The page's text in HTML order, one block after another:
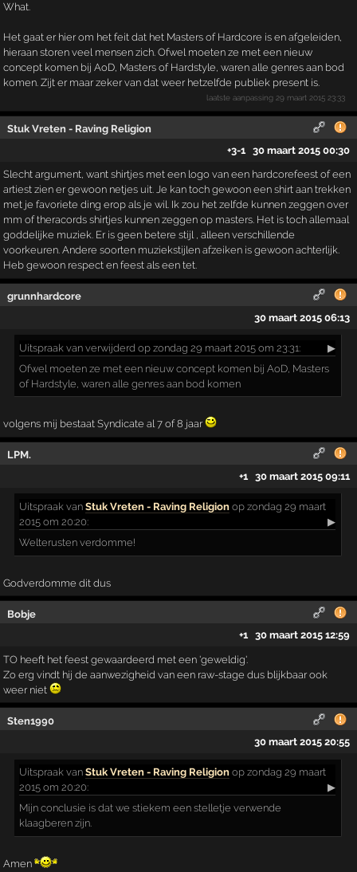
What.
Het gaat er hier om het feit dat het Masters of Hardcore is en afgeleiden,
hieraan storen veel mensen zich. Ofwel moeten ze met een nieuw
concept komen bij AoD, Masters of Hardstyle, waren alle genres aan bod
komen. Zijt er maar zeker van dat weer hetzelfde publiek present is.
laatste aanpassing 29 maart 2015 23:33
Stuk Vreten - Raving Religion
+3-1 30 maart 2015 00:30
Slecht argument, want shirtjes met een logo van een hardcorefeest of een
artiest zien er gewoon netjes uit. Je kan toch gewoon een shirt aan trekken
met je favoriete ding erop als je wil. Ik zou het zelfde kunnen zeggen over
mm of theracords shirtjes kunnen zeggen op masters. Het is toch allemaal
goddelijke muziek. Er is geen betere stijl , alleen verschillende
voorkeuren. Andere soorten muziekstijlen afzeiken is gewoon achterlijk.
Heb gewoon respect en feest als een tet.
grunnhardcore
30 maart 2015 06:13
Uitspraak van verwijderd op zondag 29 maart 2015 om 23:31:
▶
Ofwel moeten ze met een nieuw concept komen bij AoD, Masters
of Hardstyle, waren alle genres aan bod komen
volgens mij bestaat Syndicate al 7 of 8 jaar
LPM.
+1
30 maart 2015 09:11
Uitspraak vanStuk Vreten - Raving Religion op zondag 29 maart
2015 om 20:20:
▶
Welterusten verdomme!
Godverdomme dit dus
Bobje
+1
30 maart 2015 12:59
TO heeft het feest gewaardeerd met een 'geweldig'.
Zo erg vindt hij de aanwezigheid van een raw-stage dus blijkbaar ook
weer niet
Sten1990
30 maart 2015 20:55
Uitspraak vanStuk Vreten - Raving Religion op zondag 29 maart
2015 om 20:20:
▶
Mijn conclusie is dat we stiekem een stelletje verwende
klaagberen zijn.
Amen